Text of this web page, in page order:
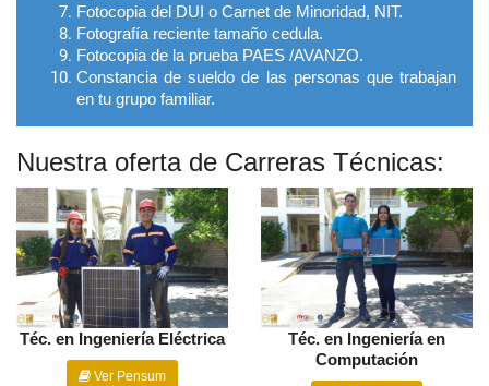
Fotocopia del DUI o Carnet de Minoridad, NIT.
Fotografía reciente tamaño cedula.
Fotocopia de la prueba PAES /AVANZO.
Constancia de sueldo de las personas que trabajan
en tu grupo familiar.
Nuestra oferta de Carreras Técnicas:
Téc. en Ingeniería Eléctrica
Ver Pensum
Téc. en Ingeniería en
Computación